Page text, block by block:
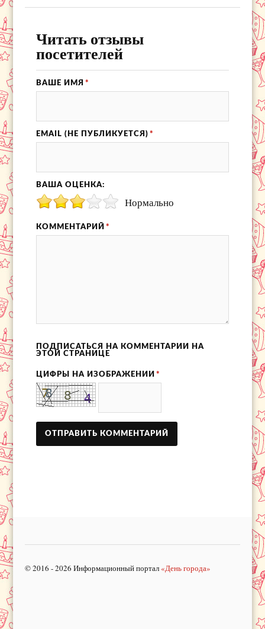
Читать отзывы
посетителей
ВАШЕ ИМЯ *
EMAIL (НЕ ПУБЛИКУЕТСЯ) *
ВАША ОЦЕНКА:
Нормально
КОММЕНТАРИЙ *
ПОДПИСАТЬСЯ НА КОММЕНТАРИИ НА
ЭТОЙ СТРАНИЦЕ
ЦИФРЫ НА ИЗОБРАЖЕНИИ *
© 2016 - 2026 Информационный портал «День города»